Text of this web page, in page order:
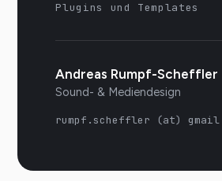
Plugins und Templates
Andreas Rumpf-Scheffler
Sound- & Mediendesign
rumpf.scheffler (at) gmail